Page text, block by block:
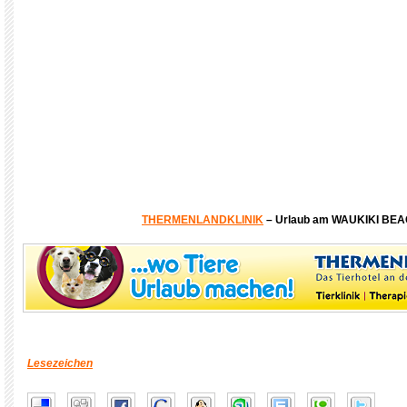
THERMENLANDKLINIK – Urlaub am WAUKIKI
Lesezeichen